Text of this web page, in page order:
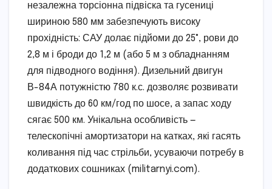
незалежна торсіонна підвіска та гусениці
шириною 580 мм забезпечують високу
прохідність: САУ долає підйоми до 25°, рови до
2,8 м і броди до 1,2 м (або 5 м з обладнанням
для підводного водіння). Дизельний двигун
В-84А потужністю 780 к.с. дозволяє розвивати
швидкість до 60 км/год по шосе, а запас ходу
сягає 500 км. Унікальна особливість —
телескопічні амортизатори на катках, які гасять
коливання під час стрільби, усуваючи потребу в
додаткових сошниках (militarnyi.com).